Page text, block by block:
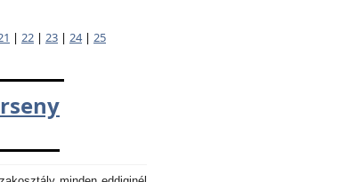
| 22 | 23 | 24| 25